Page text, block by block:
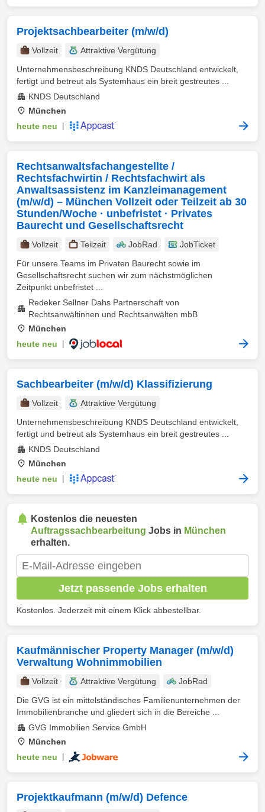
Projektsachbearbeiter (m/w/d)
Vollzeit
Attraktive Vergütung
Unternehmensbeschreibung KNDS Deutschland entwickelt,
fertigt und betreut als Systemhaus ein breit gestreutes ...
KNDS Deutschland
München
heute neu
Rechtsanwaltsfachangestellte /
Rechtsfachwirtin / Rechtsfachwirt als
Anwaltsassistenz im Kanzleimanagement
(m/w/d) – München Vollzeit oder Teilzeit ab 30
Stunden/Woche · unbefristet · Privates
Baurecht und Gesellschaftsrecht
Vollzeit Teilzeit JobRad
JobTicket
Für unsere Teams im Privaten Baurecht sowie im
Gesellschaftsrecht suchen wir zum nächstmöglichen
Zeitpunkt unbefristet ...
Redeker Sellner Dahs Partnerschaft von
Rechtsanwältinnen und Rechtsanwälten mbB
München
heute neu
Sachbearbeiter (m/w/d) Klassifizierung
Vollzeit
Attraktive Vergütung
Unternehmensbeschreibung KNDS Deutschland entwickelt,
fertigt und betreut als Systemhaus ein breit gestreutes ...
KNDS Deutschland
München
heute neu
Kostenlos die neuesten
Auftragssachbearbeitung Jobs in München
erhalten.
Jetzt passende Jobs erhalten
Kostenlos. Jederzeit mit einem Klick abbestellbar.
Kaufmännischer Property Manager (m/w/d)
Verwaltung Wohnimmobilien
Vollzeit Attraktive Vergütung
JobRad
Die GVG ist ein mittelständisches Familienunternehmen der
Immobilienbranche und gliedert sich in die Bereiche ...
GVG Immobilien Service GmbH
München
heute neu
Projektkaufmann (m/w/d) Defence